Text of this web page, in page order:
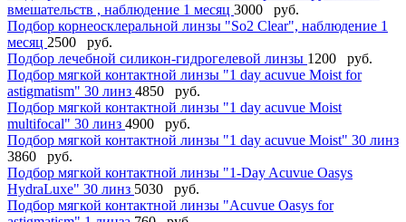
вмешательств , наблюдение 1 месяц 3000 руб.
Подбор корнеосклеральной линзы "So2 Clear", наблюдение 1
месяц 2500 руб.
Подбор лечебной силикон-гидрогелевой линзы 1200 руб.
Подбор мягкой контактной линзы "1 day acuvue Moist for
astigmatism" 30 линз 4850 руб.
Подбор мягкой контактной линзы "1 day acuvue Moist
multifocal" 30 линз 4900 руб.
Подбор мягкой контактной линзы "1 day acuvue Moist" 30 линз
3860 руб.
Подбор мягкой контактной линзы "1-Day Acuvue Oasys
HydraLuxe" 30 линз 5030 руб.
Подбор мягкой контактной линзы "Acuvue Oasys for